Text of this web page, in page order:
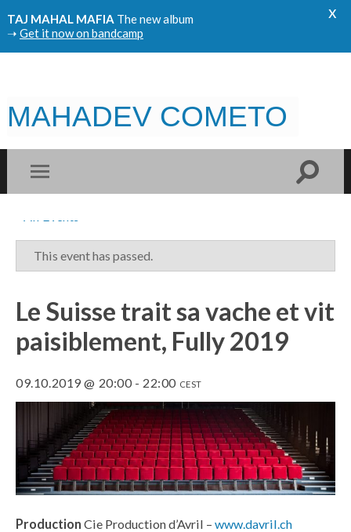
TAJ MAHAL MAFIA The new album
➝ Get it now on bandcamp
x
MAHADEV COMETO
This event has passed.
Le Suisse trait sa vache et vit
paisiblement, Fully 2019
09.10.2019 @ 20:00 - 22:00 CEST
Production Cie Production d’Avril –www.davril.ch